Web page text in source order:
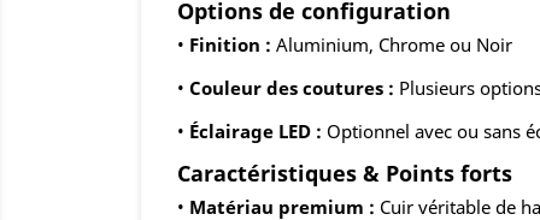
Options de configuration
• Finition : Aluminium, Chrome ou Noir
• Couleur des coutures : Plusieurs
• Éclairage LED : Optionnel avec ou sans
Caractéristiques & Points forts
• Matériau premium : Cuir véritable de